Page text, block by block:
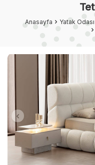
Anasayfa Yatak Odası